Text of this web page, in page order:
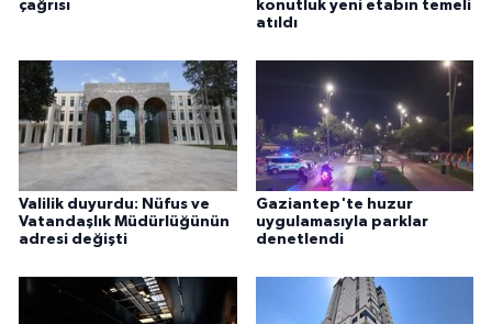
çağrısı
konutluk yeni etabın temeli
atıldı
Valilik duyurdu: Nüfus ve
Vatandaşlık Müdürlüğünün
adresi değişti
Gaziantep'te huzur
uygulamasıyla parklar
denetlendi